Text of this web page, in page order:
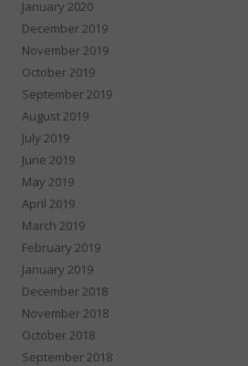
January 2020
December 2019
November 2019
October 2019
September 2019
August 2019
July 2019
June 2019
May 2019
April 2019
March 2019
February 2019
January 2019
December 2018
November 2018
October 2018
September 2018